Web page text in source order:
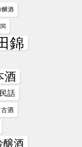
醸酒
錦
酒
民話
酒
醸酒